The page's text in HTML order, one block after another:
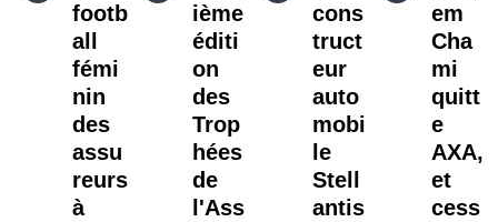
footb
all
fémi
nin
des
assu
reurs
à
ième
éditi
on
des
Trop
hées
de
l'Ass
cons
truct
eur
auto
mobi
le
Stell
antis
em
Cha
mi
quitt
e
AXA,
et
cess